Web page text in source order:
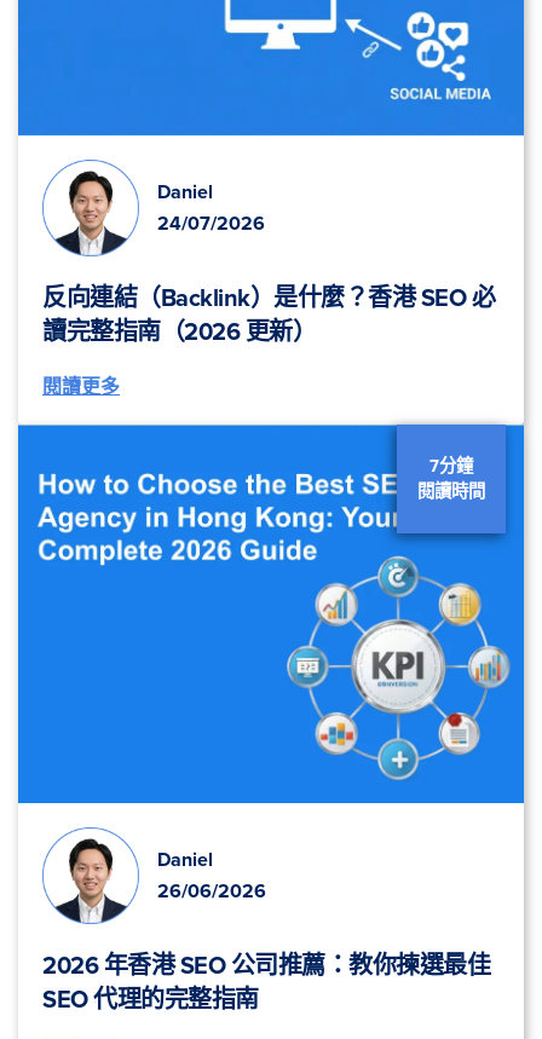
Daniel
24/07/2026
反向連結（Backlink）是什麼？香港 SEO 必
讀完整指南（2026 更新）
閱讀更多
7分鐘
閱讀時間
Daniel
26/06/2026
2026 年香港 SEO 公司推薦：教你揀選最佳
SEO 代理的完整指南